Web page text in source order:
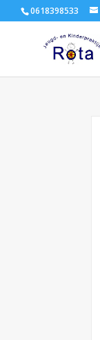
0618398533